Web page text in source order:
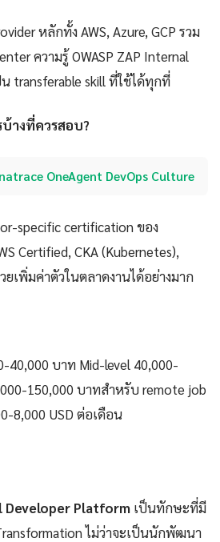
หลักทั้ง AWS, Azure, GCP รวม
ความรู้ OWASP ZAP Internal
transferable skill ที่ใช้ได้ทุกที่
างที่ควรสอบ?
OneAgent DevOps Culture
specific certification ของ
Certified, CKA (Kubernetes),
ยเพิ่มค่าตัวในตลาดงานได้อย่างมาก
40,000 บาท Mid-level 40,000-
150,000 บาทสำหรับ remote job
8,000 USD ต่อเดือน
Developer Platform เป็นทักษะที่มี
ไม่ว่าจะเป็นนักพัฒนา